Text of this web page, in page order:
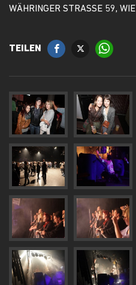
WÄHRINGER STRASSE 59, WIEN
TEILEN